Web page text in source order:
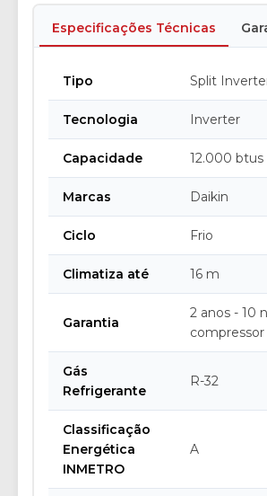
Especificações Técnicas
Tipo Split
Tecnologia Inverter
Capacidade 12.000 btus
Marcas Daikin
Ciclo Frio
Climatiza até 16 m
Garantia
2 anos - 10
compressor
Gás
Refrigerante
R-32
Classificação
Energética
INMETRO
A